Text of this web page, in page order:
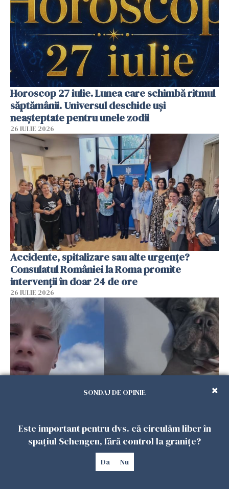
Horoscop 27 iulie. Lunea care schimbă ritmul
săptămânii. Universul deschide uși
neașteptate pentru unele zodii
26 IULIE 2026
Accidente, spitalizare sau alte urgențe?
Consulatul României la Roma promite
intervenții în doar 24 de ore
26 IULIE 2026
câinele în Germania. Mesajul ei a stârnit
dezbateri aprinse
SONDAJ DE OPINIE
Este important pentru dvs. că circulăm liber în
spațiul Schengen, fără control la granițe?
Da Nu